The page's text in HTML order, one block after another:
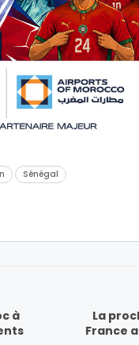
Sénégal
à
La
France